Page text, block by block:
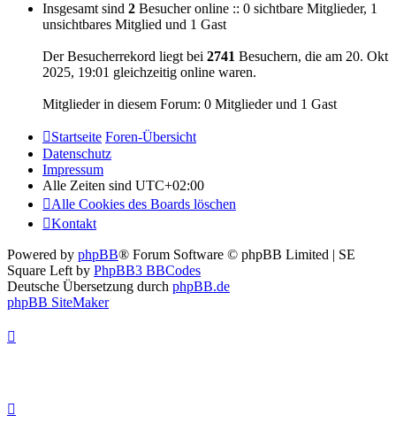
Insgesamt sind 2 Besucher online :: 0 sichtbare Mitglieder, 1
unsichtbares Mitglied und 1 Gast
Der Besucherrekord liegt bei 2741 Besuchern, die am 20. Okt
2025, 19:01 gleichzeitig online waren.
Mitglieder in diesem Forum: 0 Mitglieder und 1 Gast
Startseite Foren-Übersicht
Datenschutz
Impressum
Alle Zeiten sind UTC+02:00
Alle Cookies des Boards löschen
Kontakt
Powered by phpBB® Forum Software © phpBB Limited | SE
Square Left by PhpBB3 BBCodes
Deutsche Übersetzung durch phpBB.de
phpBB SiteMaker